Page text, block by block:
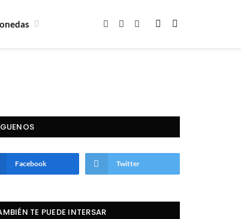
Facebook
X
Instagram
Facebook Twitter
TE PUEDE INTERSAR